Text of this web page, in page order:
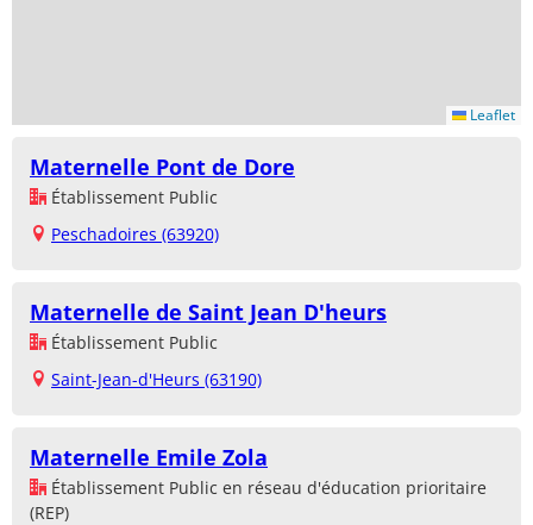
Leaflet
Maternelle Pont de Dore
Établissement Public
Peschadoires (63920)
Maternelle de Saint Jean D'heurs
Établissement Public
Saint-Jean-d'Heurs (63190)
Maternelle Emile Zola
Établissement Public en réseau d'éducation prioritaire
(REP)